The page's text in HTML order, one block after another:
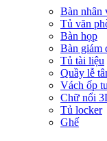
Bàn nhân
Tủ văn
Bàn họp
Bàn giám
Tủ tài liệu
Quầy lễ
Vách ốp
Chữ nổi
Tủ locker
Ghế